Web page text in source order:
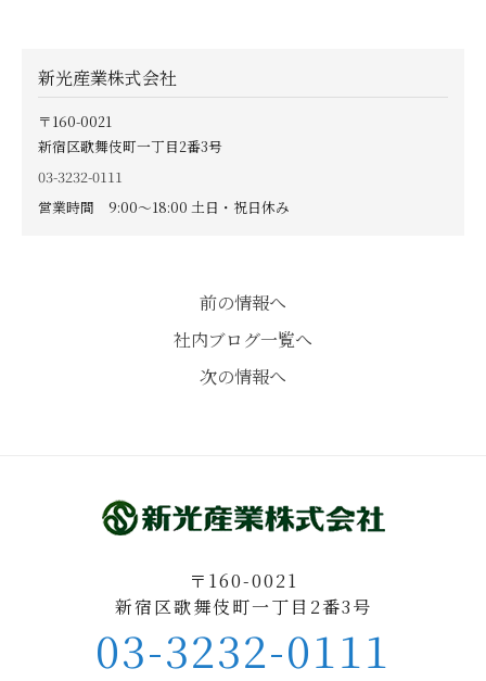
新光産業株式会社
〒160-0021
新宿区歌舞伎町一丁目2番3号
03-3232-0111
営業時間 9:00〜18:00 土日・祝日休み
前の情報へ
社内ブログ一覧へ
次の情報へ
〒160-0021
新宿区歌舞伎町一丁目2番3号
03-3232-0111